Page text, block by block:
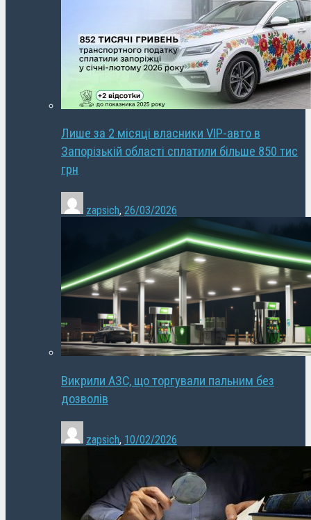
Лише за 2 місяці власники VIP-авто в
Запорізькій області сплатили більше 850 тис
грн
zapsich, 26/03/2026
Викрили АЗС, що торгували пальним без
дозволів
zapsich, 10/02/2026